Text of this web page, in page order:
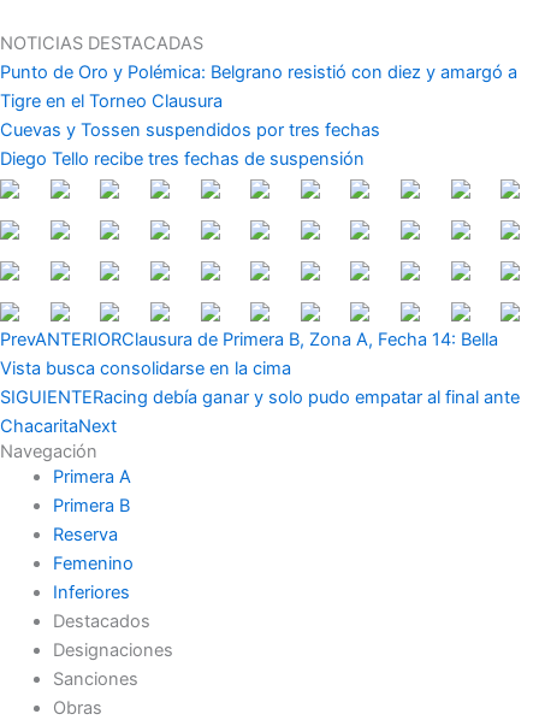
al
contenido
NOTICIAS DESTACADAS
Punto de Oro y Polémica: Belgrano resistió con diez y amargó a
Tigre en el Torneo Clausura
Cuevas y Tossen suspendidos por tres fechas
Diego Tello recibe tres fechas de suspensión
PrevANTERIORClausura de Primera B, Zona A, Fecha 14: Bella
Vista busca consolidarse en la cima
SIGUIENTERacing debía ganar y solo pudo empatar al final ante
ChacaritaNext
Navegación
Primera A
Primera B
Reserva
Femenino
Inferiores
Destacados
Designaciones
Sanciones
Obras